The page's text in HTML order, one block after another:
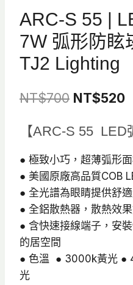
ARC-S 55 |
7W 弧形防
TJ2 Lighting
NT$700 原
價
格：
NT$700
NT$520目
【ARC-S 55 LED
● 極致小巧，超薄弧形
● 美國原廠高品質COB
● 全光譜為眼睛提供舒
● 全鋁散熱器，散熱效
● 含快速接線端子，安
的居空間
● 色溫 ● 3000k黃光 ●
光